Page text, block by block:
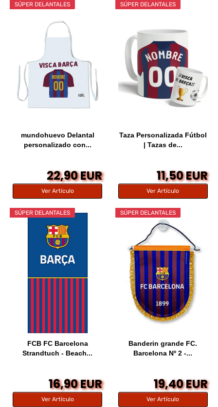
SÚPER DELANTALES
mundohuevo Delantal
personalizado con...
22,90 EUR
Ver Artículo
SÚPER DELANTALES
Taza Personalizada Fútbol
| Tazas de...
11,50 EUR
Ver Artículo
SÚPER DELANTALES
FCB FC Barcelona
Strandtuch - Beach...
16,90 EUR
Ver Artículo
SÚPER DELANTALES
Banderin grande FC.
Barcelona Nº 2 -...
19,40 EUR
Ver Artículo